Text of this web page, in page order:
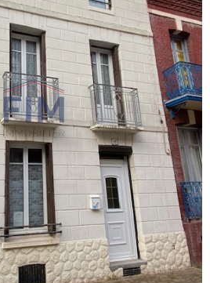
VOIR LE
BIEN